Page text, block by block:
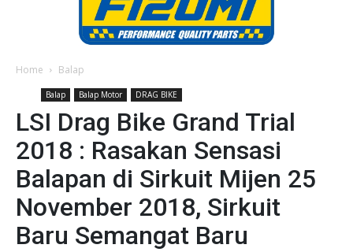
Home Balap
Balap Balap Motor DRAG BIKE
LSI Drag Bike Grand Trial
2018 : Rasakan Sensasi
Balapan di Sirkuit Mijen 25
November 2018, Sirkuit
Baru Semangat Baru